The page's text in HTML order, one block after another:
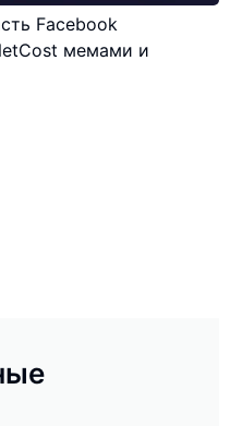
Facebook
мемами и